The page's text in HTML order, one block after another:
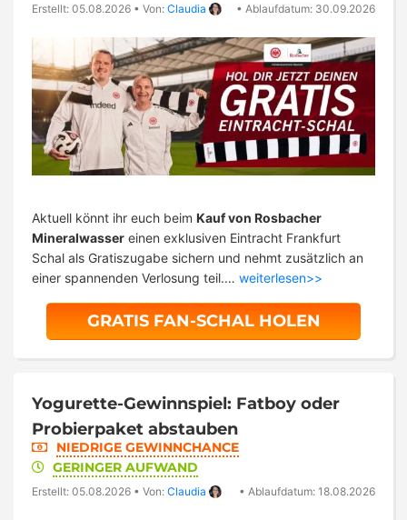
Erstellt: 05.08.2026 • Von: Claudia • Ablaufdatum: 30.09.2026
Aktuell könnt ihr euch beim Kauf von Rosbacher
Mineralwasser einen exklusiven Eintracht Frankfurt
Schal als Gratiszugabe sichern und nehmt zusätzlich an
einer spannenden Verlosung teil.… weiterlesen>>
GRATIS FAN-SCHAL HOLEN
Yogurette-Gewinnspiel: Fatboy oder
Probierpaket abstauben
NIEDRIGE GEWINNCHANCE
GERINGER AUFWAND
Erstellt: 05.08.2026 • Von: Claudia • Ablaufdatum: 18.08.2026